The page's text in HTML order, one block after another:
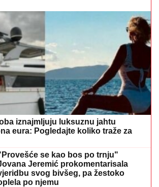
iznajmljuju luksuznu jahtu
eura: Pogledajte koliko traže za
se kao bos po trnju"
Jeremić prokomentarisala
svog bivšeg, pa žestoko
po njemu